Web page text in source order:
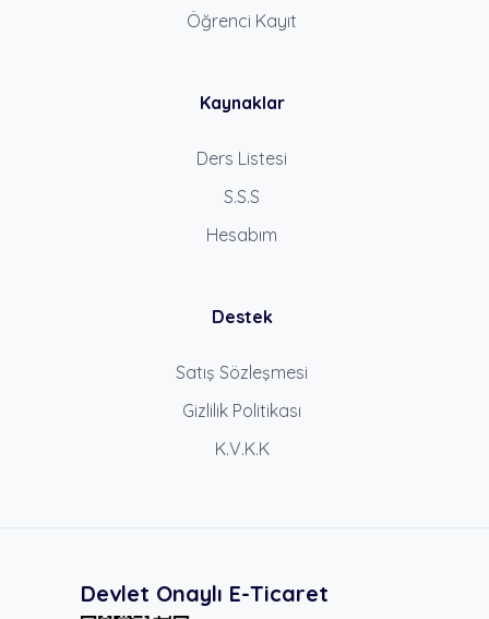
Öğrenci Kayıt
Kaynaklar
Ders Listesi
S.S.S
Hesabım
Destek
Satış Sözleşmesi
Gizlilik Politikası
K.V.K.K
Devlet Onaylı E-Ticaret